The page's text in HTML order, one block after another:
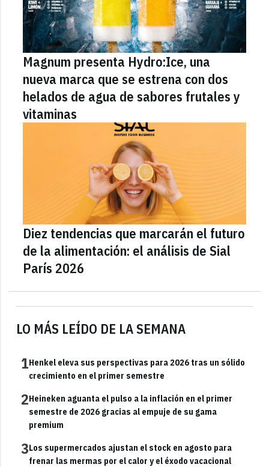
LO MÁS LEÍDO DE LA SEMANA
1Henkel eleva sus perspectivas para 2026 tras un sólido
crecimiento en el primer semestre
2Heineken aguanta el pulso a la inflación en el primer
semestre de 2026 gracias al empuje de su gama
premium
3Los supermercados ajustan el stock en agosto para
frenar las mermas por el calor y el éxodo vacacional
Magnum presenta Hydro:Ice, una
nueva marca que se estrena con dos
helados de agua de sabores frutales y
vitaminas
Diez tendencias que marcarán el futuro
de la alimentación: el análisis de Sial
París 2026